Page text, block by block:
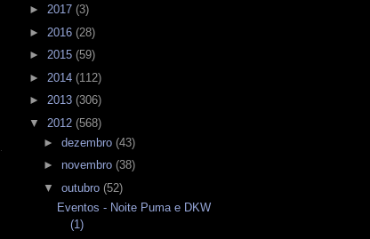
► 2017 (3)
► 2016 (28)
► 2015 (59)
► 2014 (112)
► 2013 (306)
▼ 2012 (568)
► dezembro (43)
► novembro (38)
▼ outubro (52)
Eventos - Noite Puma e DKW
(1)